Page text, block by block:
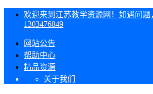
欢迎来到江苏教学资源网！如遇问题
1303476849
网站公告
帮助中心
精品资源
关于我们